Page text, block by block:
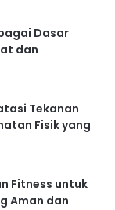
Dasar
dan
Tekanan
Fisik yang
Fitness untuk
Aman dan